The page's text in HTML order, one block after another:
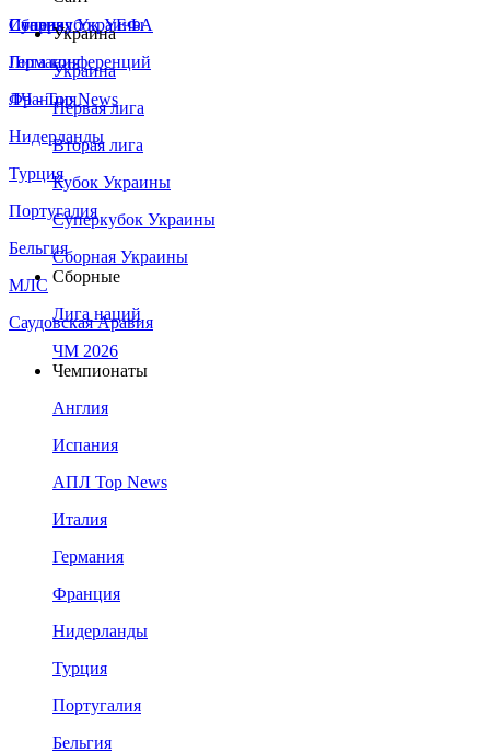
Сборная Украины
Италия
Германия
Франция
Нидерланды
Турция
Португалия
Бельгия
МЛС
Саудовская Аравия
Суперкубок УЕФА
Лига конференций
ЛЧ - Top News
Украина
Украина
Первая лига
Вторая лига
Кубок Украины
Суперкубок Украины
Сборная Украины
Сборные
Лига наций
ЧМ 2026
Чемпионаты
Англия
Испания
АПЛ Top News
Италия
Германия
Франция
Нидерланды
Турция
Португалия
Бельгия